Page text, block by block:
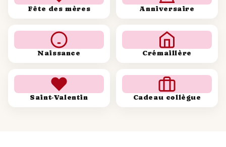
Fête des mères Anniversaire
Naissance Crémaillère
Saint-Valentin Cadeau collègue